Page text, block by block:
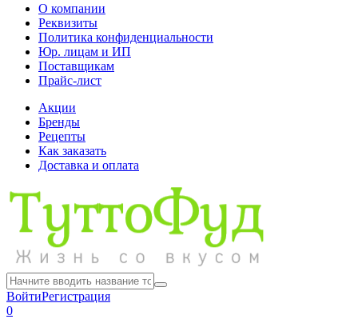
О компании
Реквизиты
Политика конфиденциальности
Юр. лицам и ИП
Поставщикам
Прайс-лист
Акции
Бренды
Рецепты
Как заказать
Доставка и оплата
ВойтиРегистрация
0